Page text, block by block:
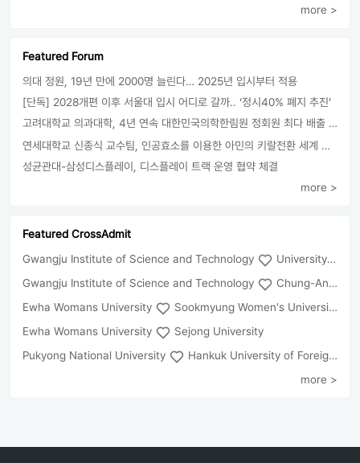
more >
Featured Forum
의대 정원, 19년 만에 2000명 늘린다… 2025년 입시부터 적용
[단독] 2028개편 이후 서울대 입시 어디로 갈까.. ‘정시40% 폐지 추진’
고려대학교 의과대학, 4년 연속 대한민국의학한림원 정회원 최다 배출 外
연세대학교 신종식 교수팀, 인공효소를 이용한 아민의 키랄전환 세계 최초로 성공
성균관대-삼성디스플레이, 디스플레이 트랙 운영 협약 체결
more >
Featured CrossAdmit
Gwangju Institute of Science and Technology
University of Seoul
Gwangju Institute of Science and Technology
Chung-Ang University
Ewha Womans University
Sookmyung Women's University
Ewha Womans University
Sejong University
Pukyong National University
Hankuk University of Foreign Studies(Global Campus
more >